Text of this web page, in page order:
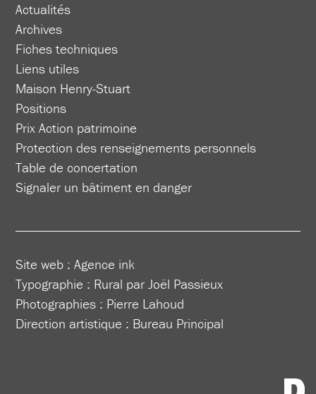
Actualités
Archives
Fiches techniques
Liens utiles
Maison Henry-Stuart
Positions
Prix Action patrimoine
Protection des renseignements personnels
Table de concertation
Signaler un bâtiment en danger
Site web :Agence ink
Typographie : Rural par Joël Passieux
Photographies : Pierre Lahoud
Direction artistique : Bureau Principal